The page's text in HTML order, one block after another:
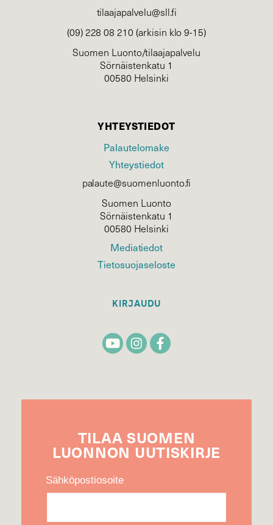
tilaajapalvelu@sll.fi
(09) 228 08 210 (arkisin klo 9-15)
Suomen Luonto/tilaajapalvelu
Sörnäistenkatu 1
00580 Helsinki
YHTEYSTIEDOT
Palautelomake
Yhteystiedot
palaute@suomenluonto.fi
Suomen Luonto
Sörnäistenkatu 1
00580 Helsinki
Mediatiedot
Tietosuojaseloste
KIRJAUDU
TILAA SUOMEN
LUONNON UUTIS­KIRJE
Sähköpostiosoite